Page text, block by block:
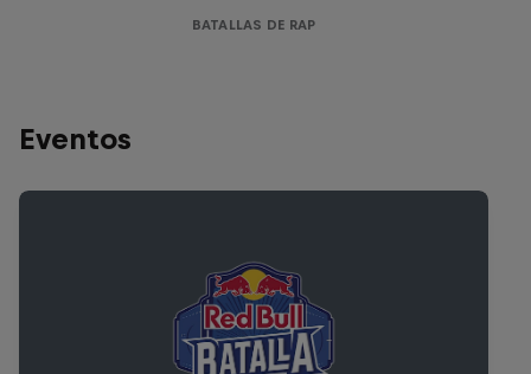
BATALLAS DE RAP
Eventos